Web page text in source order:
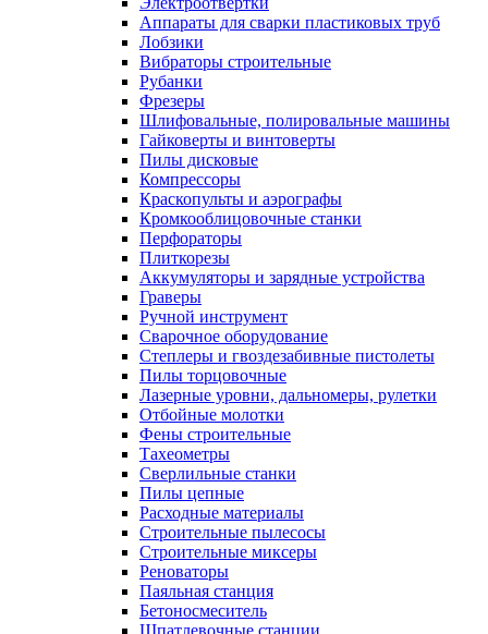
Аппараты для сварки пластиковых труб
Лобзики
Вибраторы строительные
Рубанки
Фрезеры
Шлифовальные, полировальные машины
Гайковерты и винтоверты
Пилы дисковые
Компрессоры
Краскопульты и аэрографы
Кромкооблицовочные станки
Перфораторы
Плиткорезы
Аккумуляторы и зарядные устройства
Граверы
Ручной инструмент
Сварочное оборудование
Степлеры и гвоздезабивные пистолеты
Пилы торцовочные
Лазерные уровни, дальномеры, рулетки
Отбойные молотки
Фены строительные
Тахеометры
Сверлильные станки
Пилы цепные
Расходные материалы
Строительные пылесосы
Строительные миксеры
Реноваторы
Паяльная станция
Бетоносмеситель
Шпатлевочные станции